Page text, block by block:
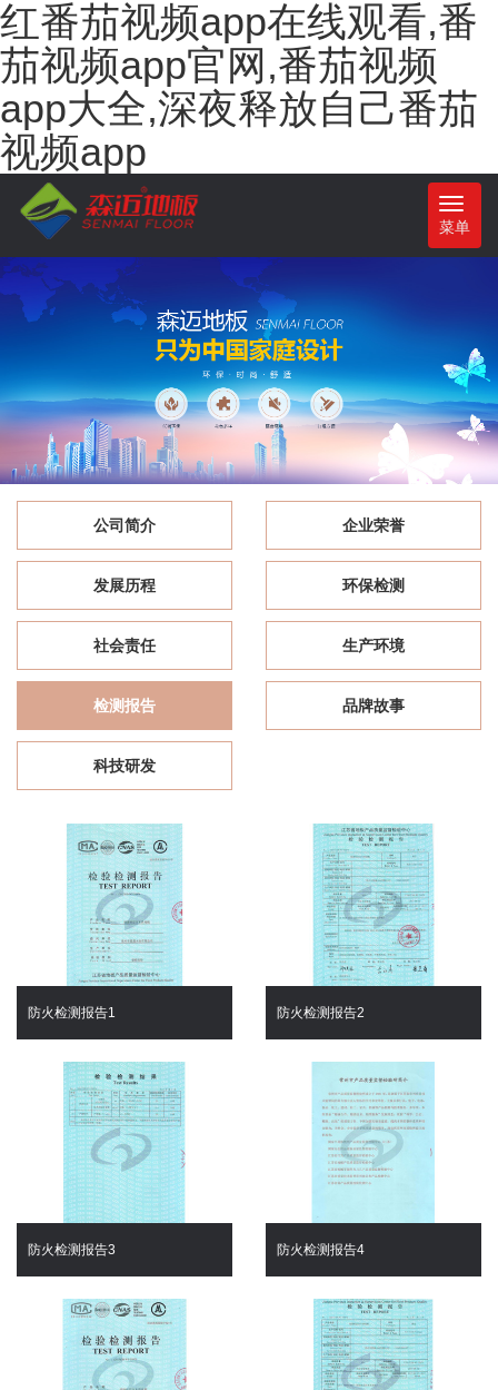
红番茄视频app在线观看,番
茄视频app官网,番茄视频
app大全,深夜释放自己番茄
视频app
Toggle
菜单
公司简介 企业荣誉
发展历程 环保检测
社会责任 生产环境
检测报告 品牌故事
科技研发
防火检测报告1 防火检测报告2
防火检测报告3 防火检测报告4